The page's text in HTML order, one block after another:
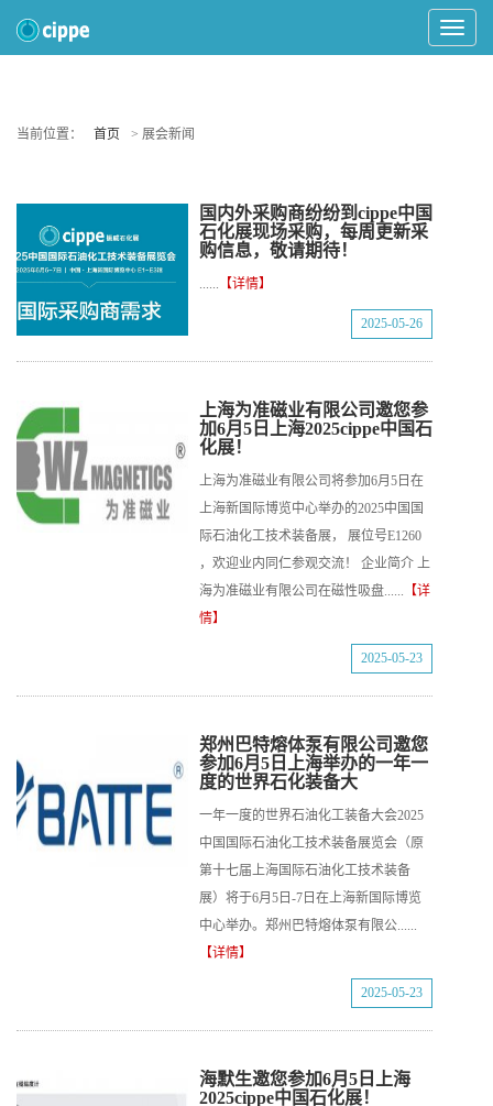
Toggle
当前位置： 首页 > 展会新闻
国内外采购商纷纷到cippe中国
石化展现场采购，每周更新采
购信息，敬请期待！
...... 【详情】
2025-05-26
上海为准磁业有限公司邀您参
加6月5日上海2025cippe中国石
化展！
上海为准磁业有限公司将参加6月5日在
上海新国际博览中心举办的2025中国国
际石油化工技术装备展， 展位号E1260
，欢迎业内同仁参观交流！ 企业简介 上
海为准磁业有限公司在磁性吸盘...... 【详
情】
2025-05-23
郑州巴特熔体泵有限公司邀您
参加6月5日上海举办的一年一
度的世界石化装备大
一年一度的世界石油化工装备大会2025
中国国际石油化工技术装备展览会（原
第十七届上海国际石油化工技术装备
展）将于6月5日-7日在上海新国际博览
中心举办。郑州巴特熔体泵有限公......
【详情】
2025-05-23
海默生邀您参加6月5日上海
2025cippe中国石化展！